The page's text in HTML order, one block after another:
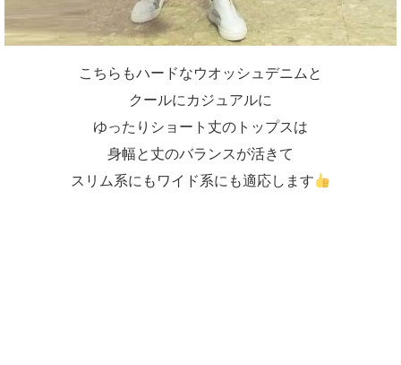
こちらもハードなウオッシュデニムと
クールにカジュアルに
ゆったりショート丈のトップスは
身幅と丈のバランスが活きて
スリム系にもワイド系にも適応します